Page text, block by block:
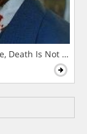
Death Is Not The